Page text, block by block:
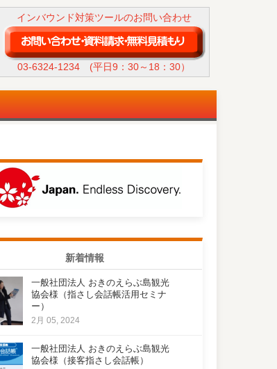
インバウンド対策ツールのお問い合わせ
03-6324-1234 (平日9：30～18：30）
新着情報
一般社団法人 おきのえらぶ島観光
協会様（指さし会話帳活用セミナ
ー）
2月 05, 2024
一般社団法人 おきのえらぶ島観光
協会様（接客指さし会話帳）